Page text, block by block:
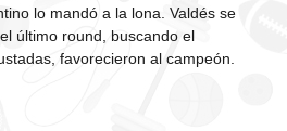
lo mandó a la lona. Valdés se
último round, buscando el
favorecieron al campeón.